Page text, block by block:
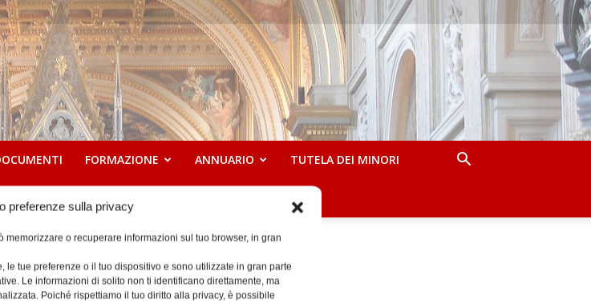
preferenze sulla privacy
o recuperare informazioni sul tuo browser, in gran
le tue preferenze o il tuo dispositivo e sono utilizzate in gran parte
Le informazioni di solito non ti identificano direttamente, ma
Poiché rispettiamo il tuo diritto alla privacy, è possibile
FORMAZIONE ANNUARIO TUTELA DEI MINORI